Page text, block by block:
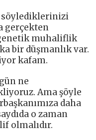
gerçekten
muhaliflik
bir düşmanlık var.
kafam.
ne
Ama şöyle
daha
o zaman
olmalıdır.